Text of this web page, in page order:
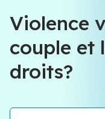
Violence
couple et
droits?